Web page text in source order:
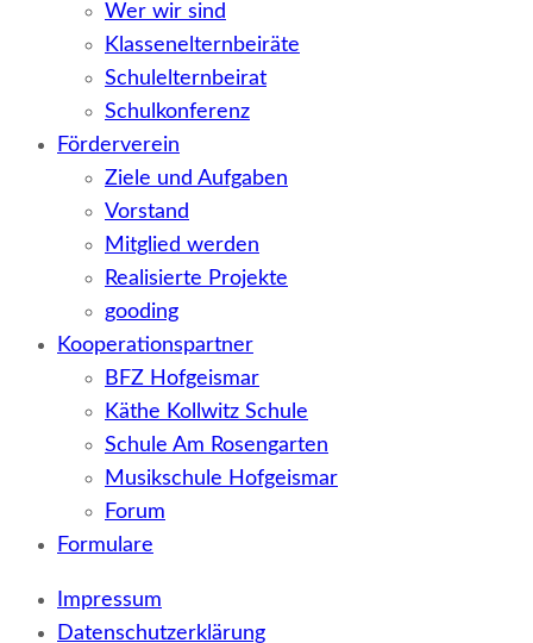
Wer wir sind
Klassenelternbeiräte
Schulelternbeirat
Schulkonferenz
Förderverein
Ziele und Aufgaben
Vorstand
Mitglied werden
Realisierte Projekte
gooding
Kooperationspartner
BFZ Hofgeismar
Käthe Kollwitz Schule
Schule Am Rosengarten
Musikschule Hofgeismar
Forum
Formulare
Impressum
Datenschutzerklärung